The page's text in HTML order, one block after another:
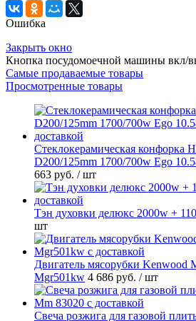
Ошибка
Закрыть окно
Кнопка посудомоечной машины вкл/
Самые продаваемые товары
Просмотренные товары
Стеклокерамическая конфорка
D200/125mm 1700/700w Ego
663 руб. / шт
Тэн духовки делюкс 2000w +
шт
Двигатель мясорубки Kenwood
Mgr501kw 4 686 руб. / шт
Свеча розжига для газовой